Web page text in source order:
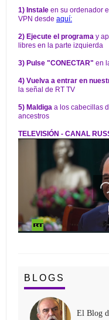
1) Instale en su ordenador
VPN desde aquí:
2) Ejecute el programa y
libres en la parte izquierda
3) Pulse "CONECTAR" en
4) Vuelva a entrar en
la señal de RT TV
5) Maldiga a los cabecillas
ancestros
TELEVISIÓN - CANAL
BLOGS
El Blog